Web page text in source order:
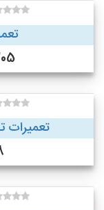
تعمیرات